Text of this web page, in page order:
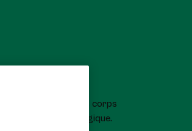
soins nettoyants corps
l'agriculture biologique.